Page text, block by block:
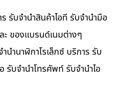
รับจำนำสินค้าไอที รับจำนำมือ
ะ ของแบรนด์เนมต่างๆ
ำนาฬิกาโรเล็กซ์ บริการ รับ
รับจำนำโทรศัพท์ รับจำนำไอ